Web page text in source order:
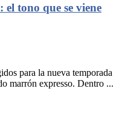
el tono que se viene
para la nueva temporada
marrón expresso. Dentro ...